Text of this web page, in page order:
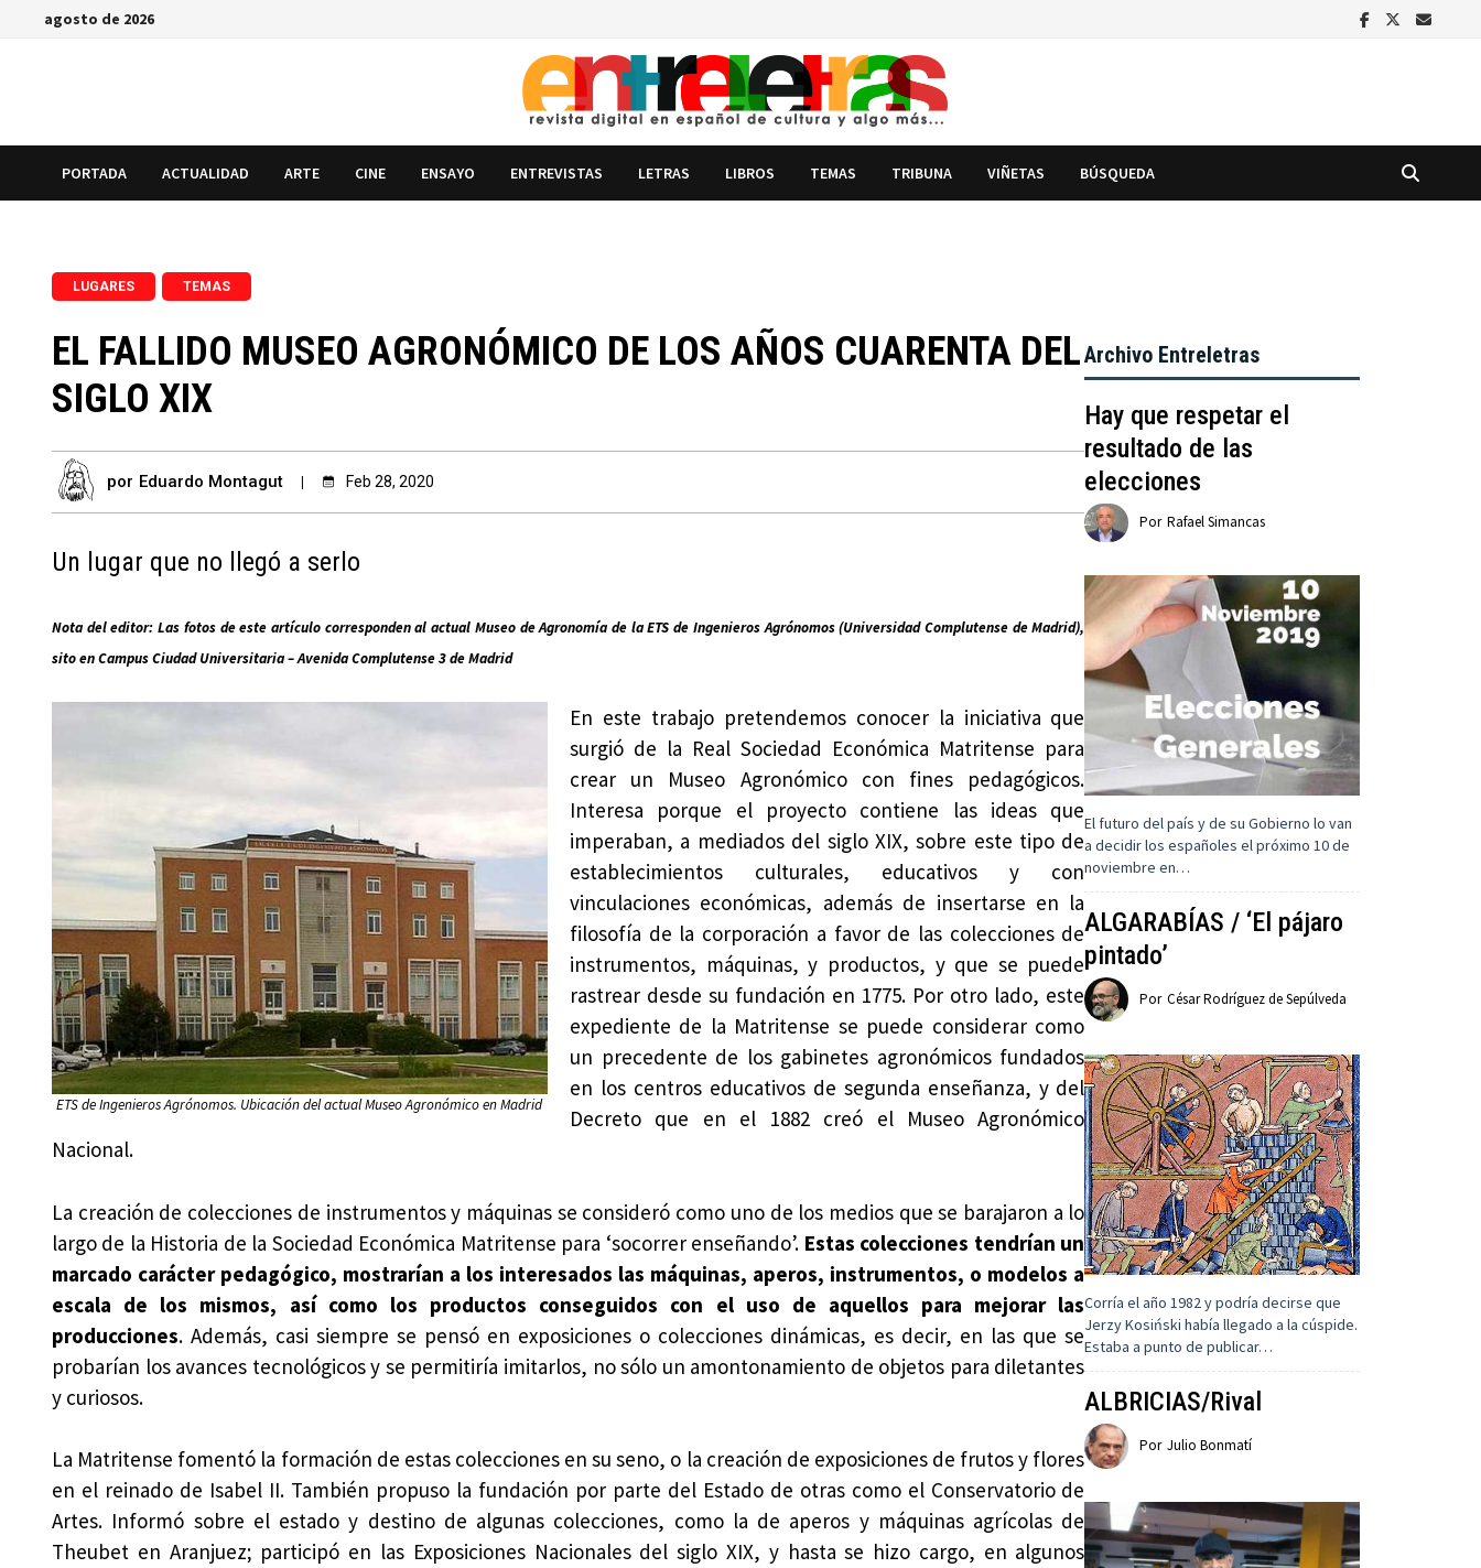
Saltaragosto de 2026
PORTADA ACTUALIDAD ARTE CINE ENSAYO ENTREVISTAS LETRAS LIBROS TEMAS TRIBUNA VIÑETAS BÚSQUEDA
LUGARES TEMAS
EL FALLIDO MUSEO AGRONÓMICO DE LOS AÑOS CUARENTA DEL
SIGLO XIX
por Eduardo Montagut Feb 28, 2020
Un lugar que no llegó a serlo
Nota del editor: Las fotos de este artículo corresponden al actual Museo de Agronomía de la ETS de Ingenieros Agrónomos (Universidad Complutense de Madrid),
sito en Campus Ciudad Universitaria – Avenida Complutense 3 de Madrid
ETS de Ingenieros Agrónomos. Ubicación del actual Museo Agronómico en Madrid
En este trabajo pretendemos conocer la iniciativa que
surgió de la Real Sociedad Económica Matritense para
crear un Museo Agronómico con fines pedagógicos.
Interesa porque el proyecto contiene las ideas que
imperaban, a mediados del siglo XIX, sobre este tipo de
establecimientos culturales, educativos y con
vinculaciones económicas, además de insertarse en la
filosofía de la corporación a favor de las colecciones de
instrumentos, máquinas, y productos, y que se puede
rastrear desde su fundación en 1775. Por otro lado, este
expediente de la Matritense se puede considerar como
un precedente de los gabinetes agronómicos fundados
en los centros educativos de segunda enseñanza, y del
Decreto que en el 1882 creó el Museo Agronómico
Nacional.
La creación de colecciones de instrumentos y máquinas se consideró como uno de los medios que se barajaron a lo
largo de la Historia de la Sociedad Económica Matritense para ‘socorrer enseñando’. Estas colecciones tendrían un
marcado carácter pedagógico, mostrarían a los interesados las máquinas, aperos, instrumentos, o modelos a
escala de los mismos, así como los productos conseguidos con el uso de aquellos para mejorar las
producciones. Además, casi siempre se pensó en exposiciones o colecciones dinámicas, es decir, en las que se
probarían los avances tecnológicos y se permitiría imitarlos, no sólo un amontonamiento de objetos para diletantes
y curiosos.
La Matritense fomentó la formación de estas colecciones en su seno, o la creación de exposiciones de frutos y flores
en el reinado de Isabel II. También propuso la fundación por parte del Estado de otras como el Conservatorio de
Artes. Informó sobre el estado y destino de algunas colecciones, como la de aperos y máquinas agrícolas de
Theubet en Aranjuez; participó en las Exposiciones Nacionales del siglo XIX, y hasta se hizo cargo, en algunos
Archivo Entreletras
Hay que respetar el
resultado de las
elecciones
Por Rafael Simancas
El futuro del país y de su Gobierno lo van
a decidir los españoles el próximo 10 de
noviembre en…
ALGARABÍAS / ‘El pájaro
pintado’
Por César Rodríguez de Sepúlveda
Corría el año 1982 y podría decirse que
Jerzy Kosiński había llegado a la cúspide.
Estaba a punto de publicar…
ALBRICIAS/Rival
Por Julio Bonmatí